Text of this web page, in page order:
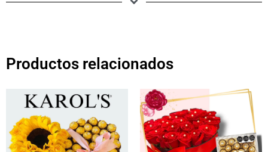
Productos relacionados